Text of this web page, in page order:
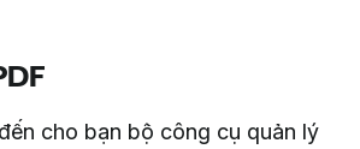
cho bạn bộ công cụ quản lý